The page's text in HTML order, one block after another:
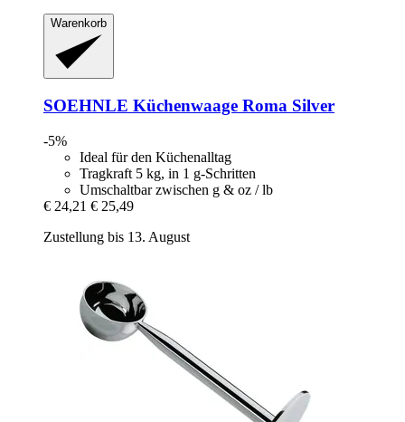
Warenkorb
SOEHNLE Küchenwaage Roma Silver
-5%
Ideal für den Küchenalltag
Tragkraft 5 kg, in 1 g-Schritten
Umschaltbar zwischen g & oz / lb
€ 24,21 € 25,49
Zustellung bis 13. August